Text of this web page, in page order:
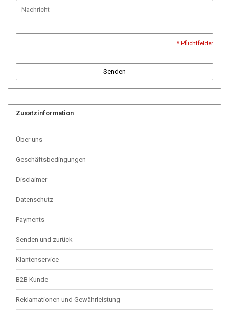
* Pflichtfelder
Senden
Zusatzinformation
Über uns
Geschäftsbedingungen
Disclaimer
Datenschutz
Payments
Senden und zurück
Klantenservice
B2B Kunde
Reklamationen und Gewährleistung